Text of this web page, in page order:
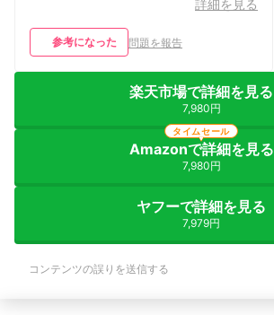
詳細を見る
参考になった 問題を報告
楽天市場で詳細を見る
7,980円
Amazonで詳細を見る
7,980円
タイムセール
ヤフーで詳細を見る
7,979円
コンテンツの誤りを送信する